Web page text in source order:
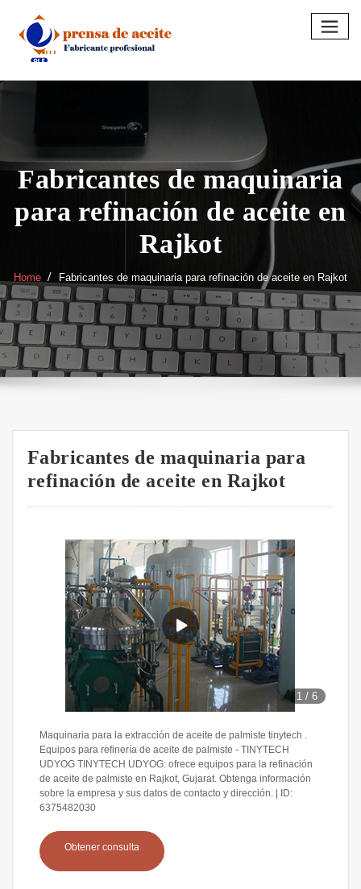
content
Fabricantes de maquinaria
para refinación de aceite en
Rajkot
Home Fabricantes de maquinaria para refinación de aceite en Rajkot
Fabricantes de maquinaria para
refinación de aceite en Rajkot
1 /6
Maquinaria para la extracción de aceite de palmiste tinytech .
Equipos para refinería de aceite de palmiste - TINYTECH
UDYOG TINYTECH UDYOG: ofrece equipos para la refinación
de aceite de palmiste en Rajkot, Gujarat. Obtenga información
sobre la empresa y sus datos de contacto y dirección. | ID:
6375482030
Obtener consulta